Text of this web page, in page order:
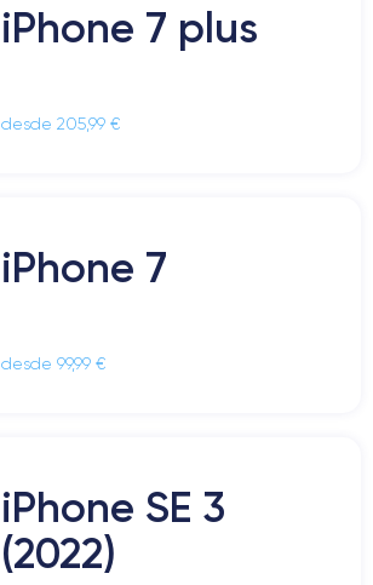
iPhone 7 plus
desde 205,99 €
iPhone 7
desde 99,99 €
iPhone SE 3
(2022)